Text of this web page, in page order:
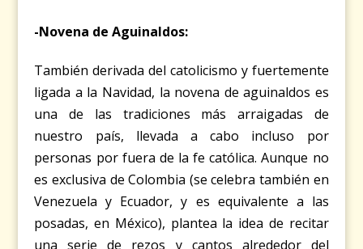
-Novena de Aguinaldos:
También derivada del catolicismo y fuertemente
ligada a la Navidad, la novena de aguinaldos es
una de las tradiciones más arraigadas de
nuestro país, llevada a cabo incluso por
personas por fuera de la fe católica. Aunque no
es exclusiva de Colombia (se celebra también en
Venezuela y Ecuador, y es equivalente a las
posadas, en México), plantea la idea de recitar
una serie de rezos y cantos alrededor del